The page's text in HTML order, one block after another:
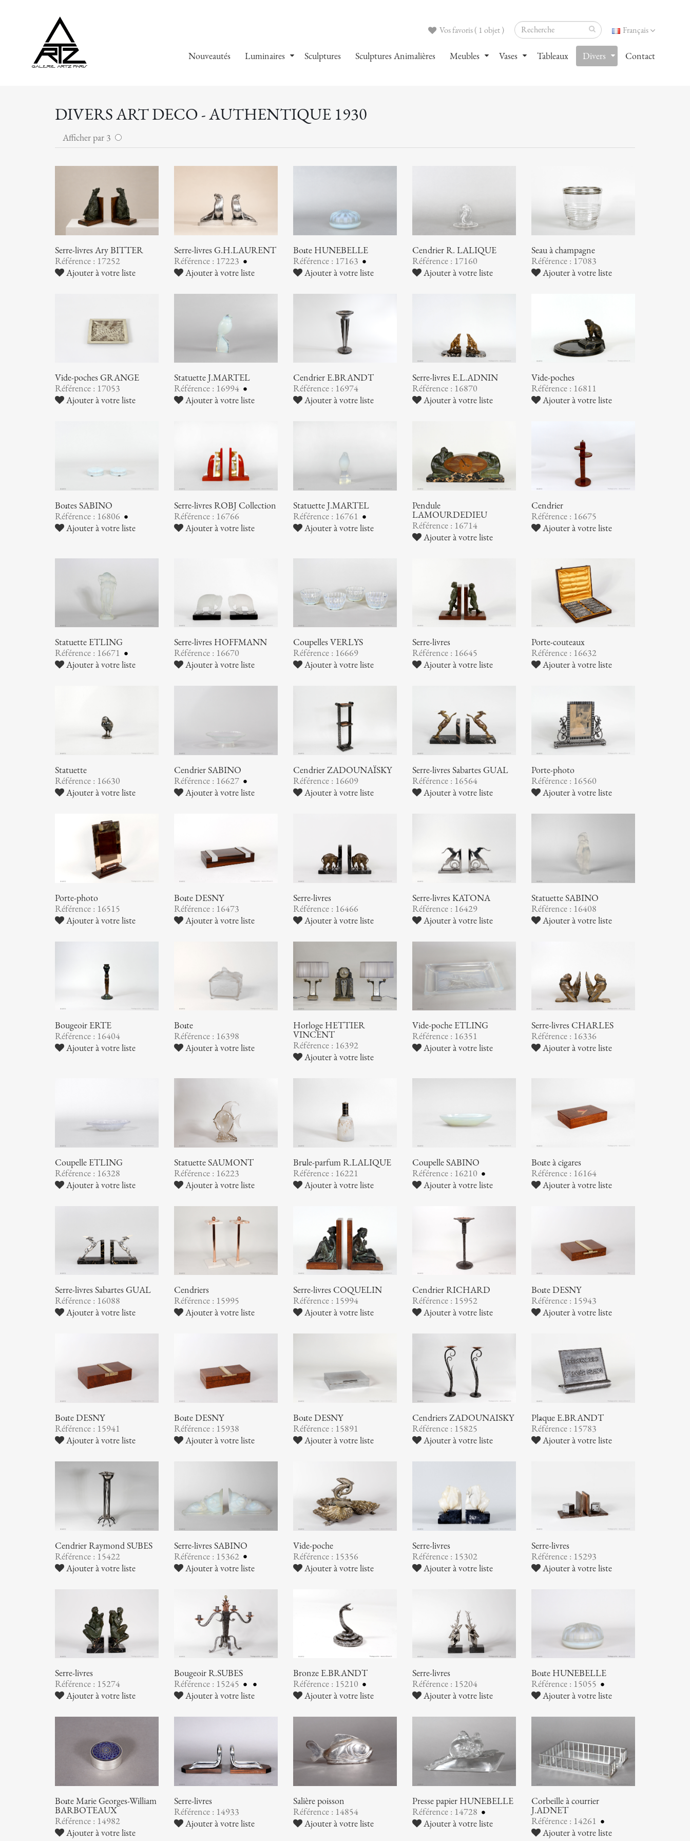
Français
Vos favoris ( 1 objet )
Nouveautés Luminaires Sculptures Sculptures Animalières Meubles Vases Tableaux Divers Contact
DIVERS ART DECO - AUTHENTIQUE 1930
Afficher par 3
Serre-livres Ary BITTER
Référence : 17252
Ajouter à votre liste
Serre-livres G.H.LAURENT
Référence : 17223
Ajouter à votre liste
Boîte HUNEBELLE
Référence : 17163
Ajouter à votre liste
Cendrier R. LALIQUE
Référence : 17160
Ajouter à votre liste
Seau à champagne
Référence : 17083
Ajouter à votre liste
Vide-poches GRANGE
Référence : 17053
Ajouter à votre liste
Statuette J.MARTEL
Référence : 16994
Ajouter à votre liste
Cendrier E.BRANDT
Référence : 16974
Ajouter à votre liste
Serre-livres E.L.ADNIN
Référence : 16870
Ajouter à votre liste
Vide-poches
Référence : 16811
Ajouter à votre liste
Boîtes SABINO
Référence : 16806
Ajouter à votre liste
Serre-livres ROBJ Collection
Référence : 16766
Ajouter à votre liste
Statuette J.MARTEL
Référence : 16761
Ajouter à votre liste
Pendule
LAMOURDEDIEU
Référence : 16714
Ajouter à votre liste
Cendrier
Référence : 16675
Ajouter à votre liste
Statuette ETLING
Référence : 16671
Ajouter à votre liste
Serre-livres HOFFMANN
Référence : 16670
Ajouter à votre liste
Coupelles VERLYS
Référence : 16669
Ajouter à votre liste
Serre-livres
Référence : 16645
Ajouter à votre liste
Porte-couteaux
Référence : 16632
Ajouter à votre liste
Statuette
Référence : 16630
Ajouter à votre liste
Cendrier SABINO
Référence : 16627
Ajouter à votre liste
Cendrier ZADOUNAÏSKY
Référence : 16609
Ajouter à votre liste
Serre-livres Sabartes GUAL
Référence : 16564
Ajouter à votre liste
Porte-photo
Référence : 16560
Ajouter à votre liste
Porte-photo
Référence : 16515
Ajouter à votre liste
Boîte DESNY
Référence : 16473
Ajouter à votre liste
Serre-livres
Référence : 16466
Ajouter à votre liste
Serre-livres KATONA
Référence : 16429
Ajouter à votre liste
Statuette SABINO
Référence : 16408
Ajouter à votre liste
Bougeoir ERTE
Référence : 16404
Ajouter à votre liste
Boîte
Référence : 16398
Ajouter à votre liste
Horloge HETTIER
VINCENT
Référence : 16392
Ajouter à votre liste
Vide-poche ETLING
Référence : 16351
Ajouter à votre liste
Serre-livres CHARLES
Référence : 16336
Ajouter à votre liste
Coupelle ETLING
Référence : 16328
Ajouter à votre liste
Statuette SAUMONT
Référence : 16223
Ajouter à votre liste
Brûle-parfum R.LALIQUE
Référence : 16221
Ajouter à votre liste
Coupelle SABINO
Référence : 16210
Ajouter à votre liste
Boîte à cigares
Référence : 16164
Ajouter à votre liste
Serre-livres Sabartes GUAL
Référence : 16088
Ajouter à votre liste
Cendriers
Référence : 15995
Ajouter à votre liste
Serre-livres COQUELIN
Référence : 15994
Ajouter à votre liste
Cendrier RICHARD
Référence : 15952
Ajouter à votre liste
Boîte DESNY
Référence : 15943
Ajouter à votre liste
Boîte DESNY
Référence : 15941
Ajouter à votre liste
Boîte DESNY
Référence : 15938
Ajouter à votre liste
Boîte DESNY
Référence : 15891
Ajouter à votre liste
Cendriers ZADOUNAISKY
Référence : 15825
Ajouter à votre liste
Plâque E.BRANDT
Référence : 15783
Ajouter à votre liste
Cendrier Raymond SUBES
Référence : 15422
Ajouter à votre liste
Serre-livres SABINO
Référence : 15362
Ajouter à votre liste
Vide-poche
Référence : 15356
Ajouter à votre liste
Serre-livres
Référence : 15302
Ajouter à votre liste
Serre-livres
Référence : 15293
Ajouter à votre liste
Serre-livres
Référence : 15274
Ajouter à votre liste
Bougeoir R.SUBES
Référence : 15245
Ajouter à votre liste
Bronze E.BRANDT
Référence : 15210
Ajouter à votre liste
Serre-livres
Référence : 15204
Ajouter à votre liste
Boîte HUNEBELLE
Référence : 15055
Ajouter à votre liste
Boîte Marie Georges-William
BARBOTEAUX
Référence : 14982
Ajouter à votre liste
Serre-livres
Référence : 14933
Ajouter à votre liste
Salière poisson
Référence : 14854
Ajouter à votre liste
Presse papier HUNEBELLE
Référence : 14728
Ajouter à votre liste
Corbeille à courrier
J.ADNET
Référence : 14261
Ajouter à votre liste